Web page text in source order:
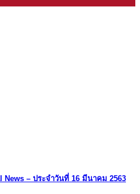
– ประจำวันที่ 16 มีนาคม 2563